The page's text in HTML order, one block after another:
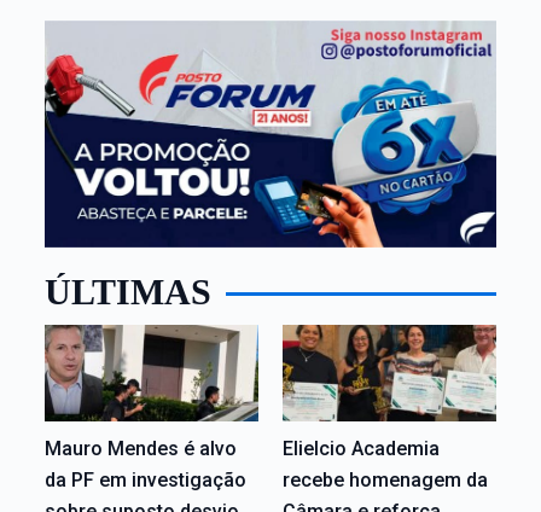
ÚLTIMAS
Mauro Mendes é alvo
da PF em investigação
Elielcio Academia
recebe homenagem da